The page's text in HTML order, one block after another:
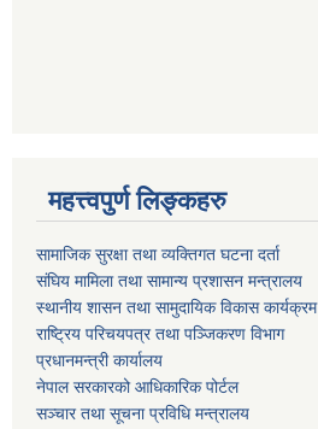
महत्त्वपुर्ण लिङ्कहरु
सामाजिक सुरक्षा तथा व्यक्तिगत घटना दर्ता
संघिय मामिला तथा सामान्य प्रशासन मन्त्रालय
स्थानीय शासन तथा सामुदायिक विकास कार्यक्रम
राष्ट्रिय परिचयपत्र तथा पञ्जिकरण विभाग
प्रधानमन्त्री कार्यालय
नेपाल सरकारको आधिकारिक पोर्टल
सञ्‍चार तथा सूचना प्रविधि मन्त्रालय